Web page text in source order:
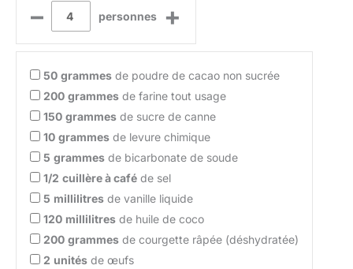
– personnes +
50 grammes de poudre de cacao non sucrée
200 grammes de farine tout usage
150 grammes de sucre de canne
10 grammes de levure chimique
5 grammes de bicarbonate de soude
1/2 cuillère à café de sel
5 millilitres de vanille liquide
120 millilitres de huile de coco
200 grammes de courgette râpée (déshydratée)
2 unités de œufs